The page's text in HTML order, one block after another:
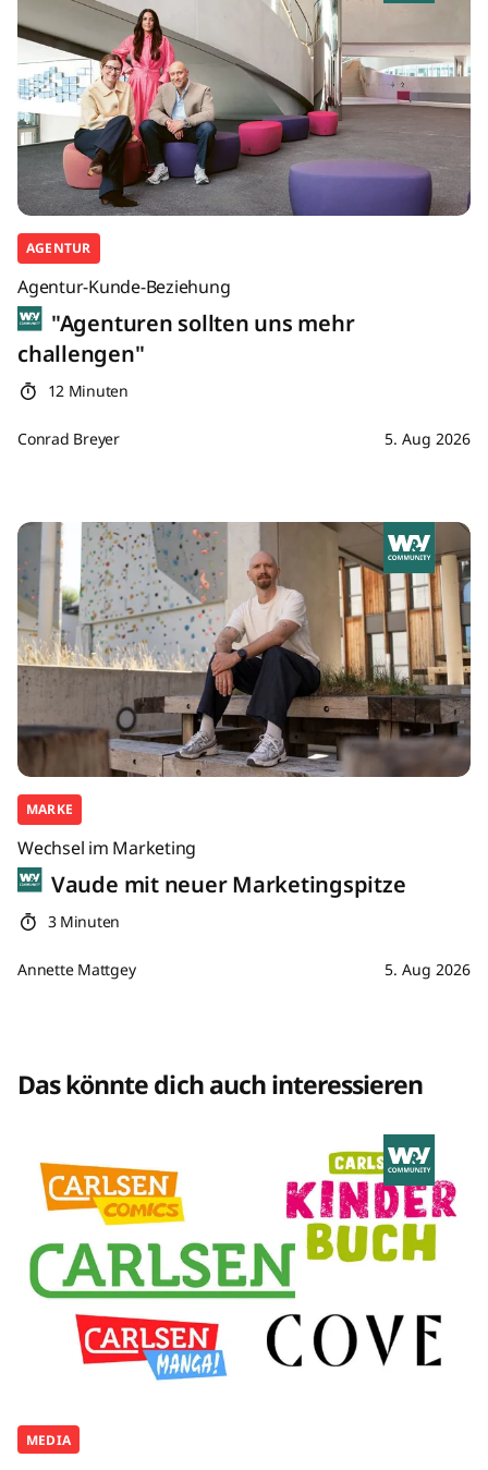
AGENTUR
Agentur-Kunde-Beziehung
"Agenturen sollten uns mehr
challengen"
12 Minuten
Conrad Breyer 5. Aug 2026
MARKE
Wechsel im Marketing
Vaude mit neuer Marketingspitze
3 Minuten
Annette Mattgey 5. Aug 2026
Das könnte dich auch interessieren
MEDIA